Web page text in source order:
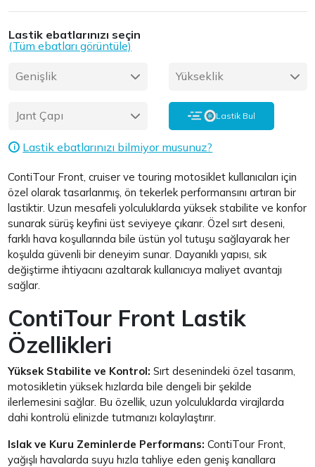
Lastik ebatlarınızı seçin
(Tüm ebatları görüntüle)
Genişlik Yükseklik
Jant Çapı Lastik Bul
i Lastik ebatlarınızı bilmiyor musunuz?
ContiTour Front, cruiser ve touring motosiklet kullanıcıları için
özel olarak tasarlanmış, ön tekerlek performansını artıran bir
lastiktir. Uzun mesafeli yolculuklarda yüksek stabilite ve konfor
sunarak sürüş keyfini üst seviyeye çıkarır. Özel sırt deseni,
farklı hava koşullarında bile üstün yol tutuşu sağlayarak her
koşulda güvenli bir deneyim sunar. Dayanıklı yapısı, sık
değiştirme ihtiyacını azaltarak kullanıcıya maliyet avantajı
sağlar.
ContiTour Front Lastik
Özellikleri
Yüksek Stabilite ve Kontrol:Sırt desenindeki özel tasarım,
motosikletin yüksek hızlarda bile dengeli bir şekilde
ilerlemesini sağlar. Bu özellik, uzun yolculuklarda virajlarda
dahi kontrolü elinizde tutmanızı kolaylaştırır.
Islak ve Kuru Zeminlerde Performans:ContiTour Front,
yağışlı havalarda suyu hızla tahliye eden geniş kanallara